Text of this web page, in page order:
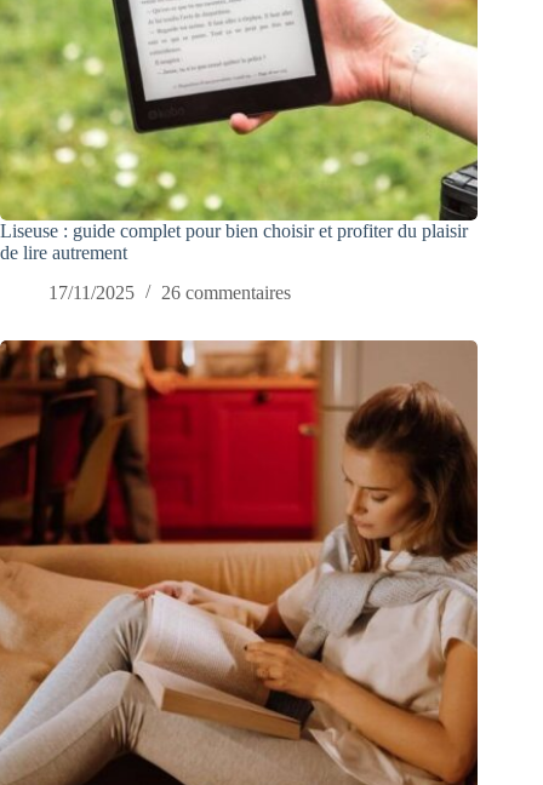
Liseuse : guide complet pour bien choisir et profiter du plaisir
de lire autrement
17/11/2025
26 commentaires